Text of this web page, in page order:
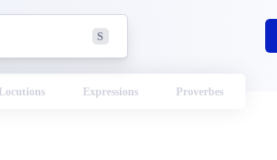
S
Locutions Expressions Proverbes